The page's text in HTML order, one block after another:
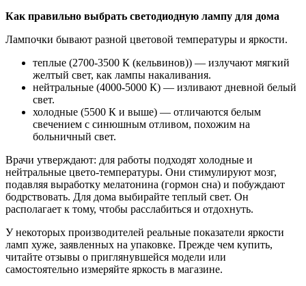
Как правильно выбрать светодиодную лампу для дома
Лампочки бывают разной цветовой температуры и яркости.
теплые (2700-3500 К (кельвинов)) — излучают мягкий
желтый свет, как лампы накаливания.
нейтральные (4000-5000 К) — изливают дневной белый
свет.
холодные (5500 К и выше) — отличаются белым
свечением с синюшным отливом, похожим на
больничный свет.
Врачи утверждают: для работы подходят холодные и
нейтральные цвето-температуры. Они стимулируют мозг,
подавляя выработку мелатонина (гормон сна) и побуждают
бодрствовать. Для дома выбирайте теплый свет. Он
располагает к тому, чтобы расслабиться и отдохнуть.
У некоторых производителей реальные показатели яркости
ламп хуже, заявленных на упаковке. Прежде чем купить,
читайте отзывы о приглянувшейся модели или
самостоятельно измеряйте яркость в магазине.